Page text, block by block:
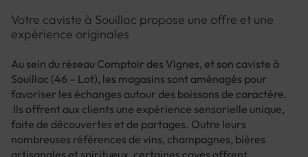
Votre caviste à Souillac propose une offre et une
expérience originales
Au sein du réseau Comptoir des Vignes, et son caviste à
Souillac (46 – Lot), les magasins sont aménagés pour
favoriser les échanges autour des boissons de caractère.
Ils offrent aux clients une expérience sensorielle unique,
faite de découvertes et de partages. Outre leurs
nombreuses références de vins, champagnes, bières
artisanales et spiritueux, certaines caves offrent